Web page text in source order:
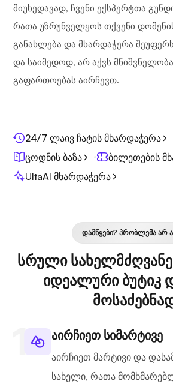
მიუხედავად, ჩვენი ექსპერტთა
რათა უზრუნველყოს თქვენი
განახლება და მხარდაჭერა
და საიმედოდ, არ აქვს
გაფართოებას აირჩევთ.
24/7 ლაივ ჩატის მხარდაჭერა
ცოდნის ბაზა
ბილეთების
UltaAI მხარდაჭერა
ᲓᲐᲛᲬᲧᲔᲑᲘ? ᲞᲠᲝᲑᲚᲔᲛᲐ ᲐᲠ
სრული
იდეალური ბუტიკ
აირჩიეთ სიმარტივე
აირჩიეთ მარტივი და
სახელი, რათა